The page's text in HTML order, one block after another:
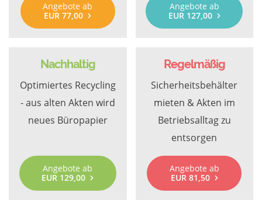
Angebote ab
EUR 77,00
Angebote ab
EUR 127,00
Nachhaltig
Optimiertes Recycling
- aus alten Akten wird
neues Büropapier
Angebote ab
EUR 129,00
Regelmäßig
Sicherheitsbehälter
mieten & Akten im
Betriebsalltag zu
entsorgen
Angebote ab
EUR 81,50